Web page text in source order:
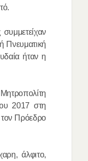
Πνευματική
ήταν η
2017 στη
τον Πρόεδρο
άλφιτο,
του ΤΕΕΣ
με τον Πατριάρχη